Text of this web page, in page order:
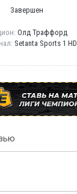
Завершен
Олд Траффорд
Setanta Sports 1 HD